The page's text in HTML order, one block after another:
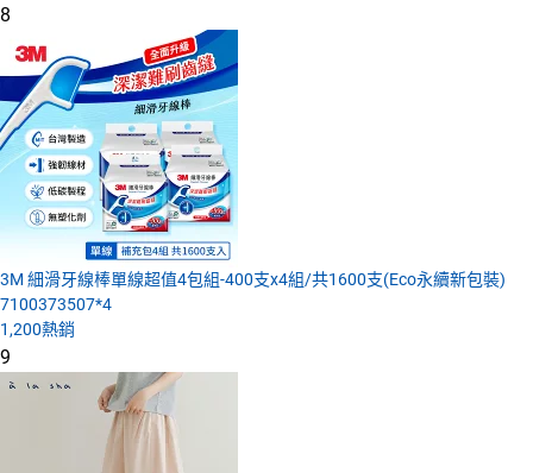
8
3M 細滑牙線棒單線超值4包組-400支x4組/共1600支(Eco永續新包裝)
7100373507*4
1,200熱銷
9